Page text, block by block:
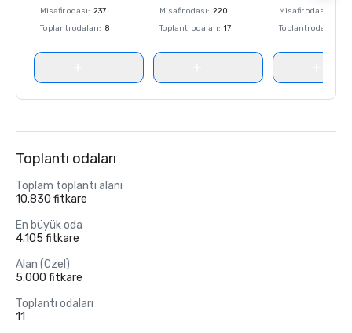
Misafir odası: 237
Toplantı odaları: 8
Misafir odası: 220
Toplantı odaları: 17
Misafir odası
Toplantı odaları
Toplantı odaları
Toplam toplantı alanı
10.830 fitkare
En büyük oda
4.105 fitkare
Alan (Özel)
5.000 fitkare
Toplantı odaları
11